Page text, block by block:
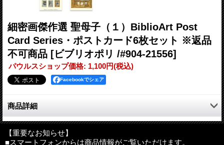
細密画傑作選 聖母子（１）BiblioArt Post
Card Series・ポストカード6枚セット ※返品
不可商品 [ビブリオポリ /#904-21556]
パウルスショップ価格: 1,100円(税込)
Facebookでシェア
商品詳細
ビブリオポリが、独自の視点で選んだ、
世界各国のアート作品を高品質・高精細に復刻して皆様にお届け
【重要なお知らせ】
■スマートフォンからは商品情報がご覧いただけます。